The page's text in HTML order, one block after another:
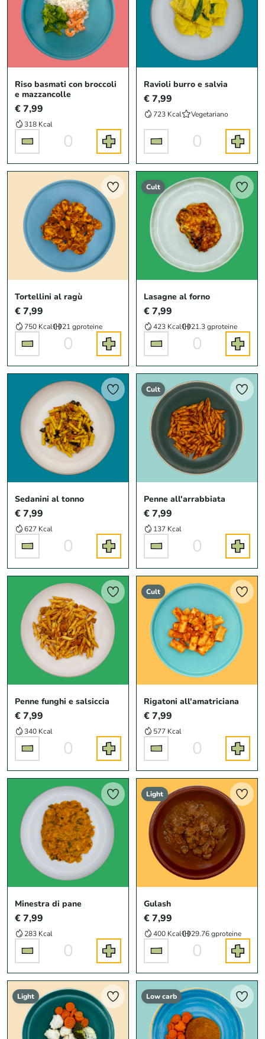
Riso basmati con broccoli
e mazzancolle
€ 7,99
318 Kcal
0
Ravioli burro e salvia
€ 7,99
723 Kcal Vegetariano
0
Tortellini al ragù
€ 7,99
750 Kcal 21 gproteine
0
Cult
Lasagne al forno
€ 7,99
423 Kcal 21.3 gproteine
0
Sedanini al tonno
€ 7,99
627 Kcal
0
Cult
Penne all'arrabbiata
€ 7,99
137 Kcal
0
Penne funghi e salsiccia
€ 7,99
340 Kcal
0
Cult
Rigatoni all'amatriciana
€ 7,99
577 Kcal
0
Minestra di pane
€ 7,99
283 Kcal
0
Light
Gulash
€ 7,99
400 Kcal 29.76 gproteine
0
Light Low carb